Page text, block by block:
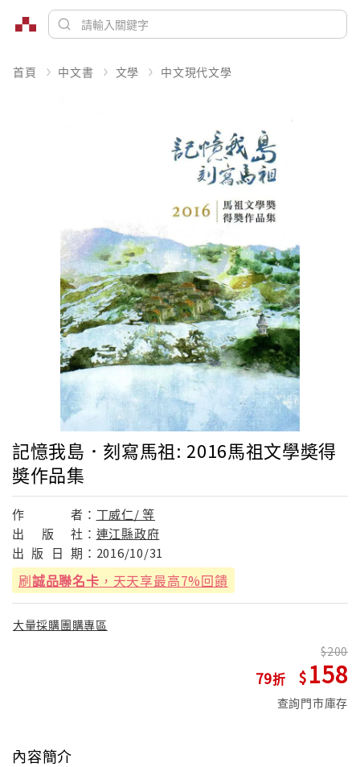
首頁 中文書 文學 中文現代文學
記憶我島．刻寫馬祖: 2016馬祖文學奬得
奬作品集
作 者： 丁威仁/ 等
出
版 社： 連江縣政府
出 版 日 期： 2016/10/31
刷誠品聯名卡 ，天天享最高7%回饋
大量採購團購專區
79
200
158
查詢門市庫存
內容簡介